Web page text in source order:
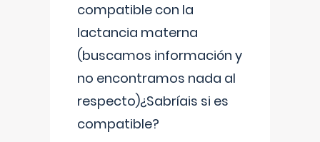
compatible con la
lactancia materna
(buscamos información y
no encontramos nada al
respecto)¿Sabríais si es
compatible?